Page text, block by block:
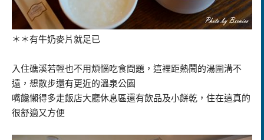
＊＊有牛奶麥片就足已
入住礁溪若輕也不用煩惱吃食問題，這裡距熱鬧的湯圍溝不
遠，想散步還有更近的溫泉公園
嘴饞懶得多走飯店大廳休息區還有飲品及小餅乾，住在這真的
很舒適又方便